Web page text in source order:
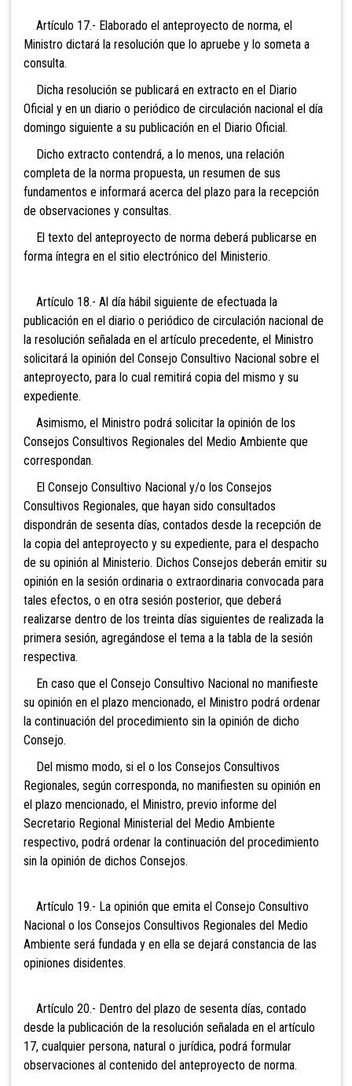
Artículo 17.- Elaborado el anteproyecto de norma, el
Ministro dictará la resolución que lo apruebe y lo someta a
consulta.
Dicha resolución se publicará en extracto en el Diario
Oficial y en un diario o periódico de circulación nacional el día
domingo siguiente a su publicación en el Diario Oficial.
Dicho extracto contendrá, a lo menos, una relación
completa de la norma propuesta, un resumen de sus
fundamentos e informará acerca del plazo para la recepción
de observaciones y consultas.
El texto del anteproyecto de norma deberá publicarse en
forma íntegra en el sitio electrónico del Ministerio.
Artículo 18.- Al día hábil siguiente de efectuada la
publicación en el diario o periódico de circulación nacional de
la resolución señalada en el artículo precedente, el Ministro
solicitará la opinión del Consejo Consultivo Nacional sobre el
anteproyecto, para lo cual remitirá copia del mismo y su
expediente.
Asimismo, el Ministro podrá solicitar la opinión de los
Consejos Consultivos Regionales del Medio Ambiente que
correspondan.
El Consejo Consultivo Nacional y/o los Consejos
Consultivos Regionales, que hayan sido consultados
dispondrán de sesenta días, contados desde la recepción de
la copia del anteproyecto y su expediente, para el despacho
de su opinión al Ministerio. Dichos Consejos deberán emitir su
opinión en la sesión ordinaria o extraordinaria convocada para
tales efectos, o en otra sesión posterior, que deberá
realizarse dentro de los treinta días siguientes de realizada la
primera sesión, agregándose el tema a la tabla de la sesión
respectiva.
En caso que el Consejo Consultivo Nacional no manifieste
su opinión en el plazo mencionado, el Ministro podrá ordenar
la continuación del procedimiento sin la opinión de dicho
Consejo.
Del mismo modo, si el o los Consejos Consultivos
Regionales, según corresponda, no manifiesten su opinión en
el plazo mencionado, el Ministro, previo informe del
Secretario Regional Ministerial del Medio Ambiente
respectivo, podrá ordenar la continuación del procedimiento
sin la opinión de dichos Consejos.
Artículo 19.- La opinión que emita el Consejo Consultivo
Nacional o los Consejos Consultivos Regionales del Medio
Ambiente será fundada y en ella se dejará constancia de las
opiniones disidentes.
Artículo 20.- Dentro del plazo de sesenta días, contado
desde la publicación de la resolución señalada en el artículo
17, cualquier persona, natural o jurídica, podrá formular
observaciones al contenido del anteproyecto de norma.